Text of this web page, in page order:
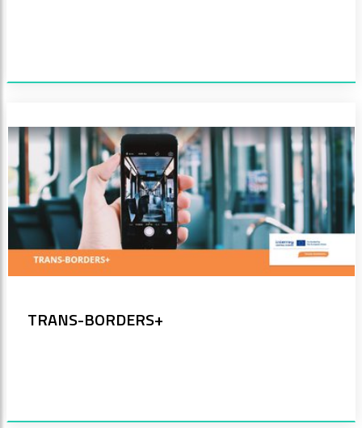
TRANS-BORDERS+